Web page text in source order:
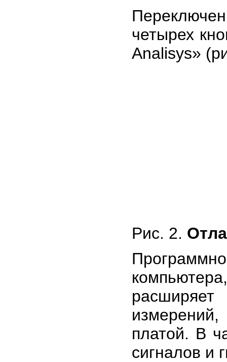
четырех
Analisys»
Рис. 2.
платой. В
сигналов и